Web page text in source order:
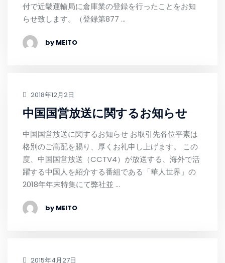
付で近畿運輸局に倉庫業の登録を行ったことをお知
らせ致します。（登録第877 …
by MEITO
2018年12月2日
中国国営放送に関するお知らせ
中国国営放送に関するお知らせ お取引先各位平素は
格別のご高配を賜り、厚くお礼申し上げます。 この
度、中国国営放送（CCTV4）が放送する、海外で活
躍する中国人を紹介する番組である「華人世界」の
2018年年末特集にて弊社並 …
by MEITO
2015年4月27日